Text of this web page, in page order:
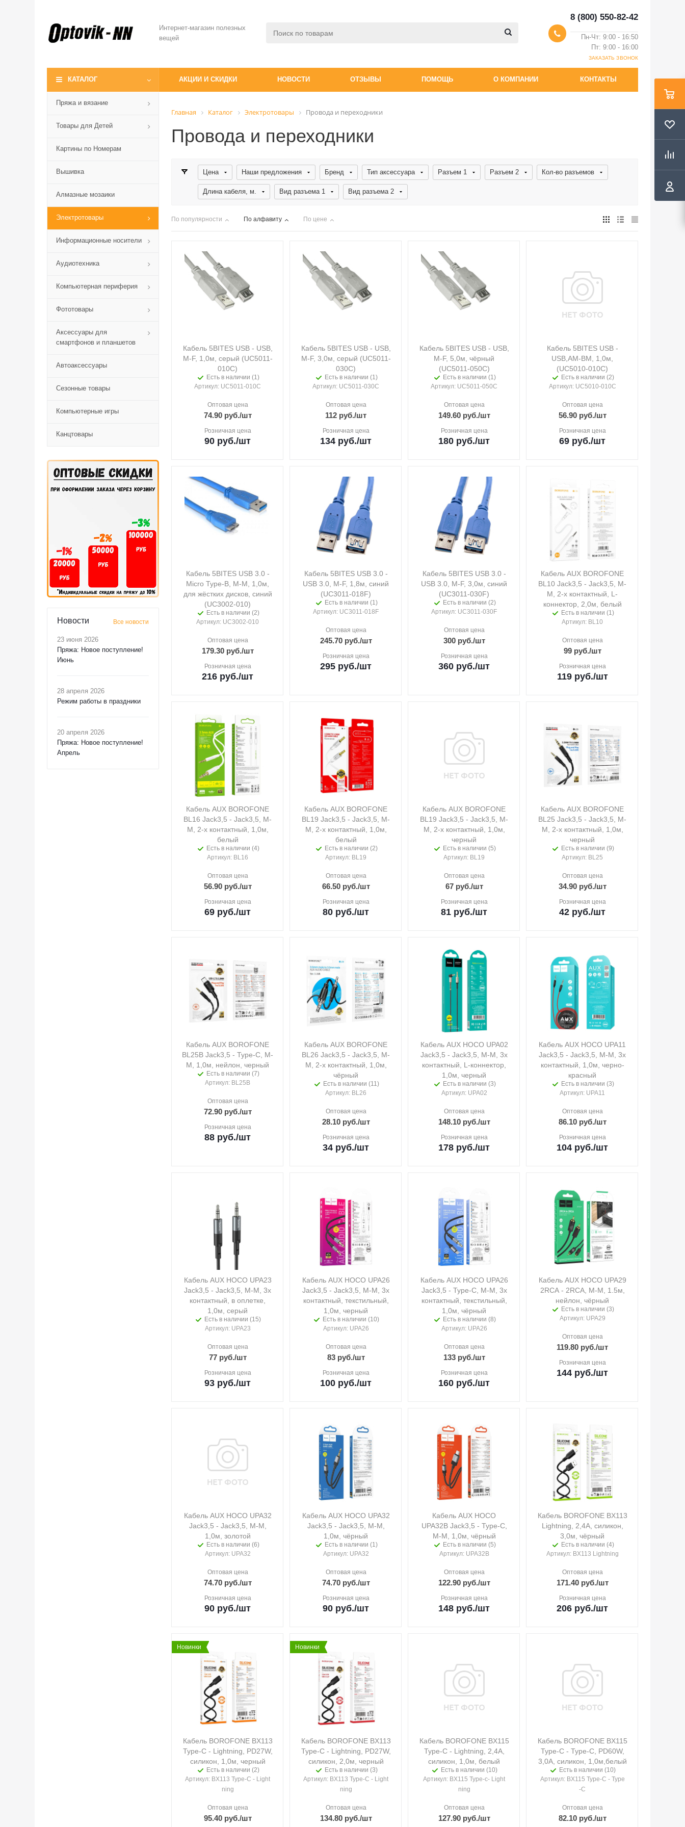
Интернет-магазин полезных
вещей
8 (800) 550-82-42
Пн-Чт: 9:00 - 16:50
Пт: 9:00 - 16:00
ЗАКАЗАТЬ ЗВОНОК
КАТАЛОГ АКЦИИ И СКИДКИ НОВОСТИ ОТЗЫВЫ ПОМОЩЬ О КОМПАНИИ КОНТАКТЫ
Пряжа и вязание
Товары для Детей
Картины по Номерам
Вышивка
Алмазные мозаики
Электротовары
Информационные носители
Аудиотехника
Компьютерная периферия
Фототовары
Аксессуары для
смартфонов и планшетов
Автоаксессуары
Сезонные товары
Компьютерные игры
Канцтовары
Новости Все новости
23 июня 2026
Пряжа: Новое поступление!
Июнь
28 апреля 2026
Режим работы в праздники
20 апреля 2026
Пряжа: Новое поступление!
Апрель
Главная Каталог Электротовары Провода и переходники
Провода и переходники
Цена Наши предложения Бренд Тип аксессуара Разъем 1 Разъем 2 Кол-во разъемов
Длина кабеля, м. Вид разъема 1 Вид разъема 2
По популярности По алфавиту По цене
Кабель 5BITES USB - USB,
M-F, 1,0м, серый (UC5011-
010C)
Есть в наличии (1)
Артикул: UC5011-010C
Оптовая цена
74.90руб./шт
Розничная цена
90 руб./шт
Кабель 5BITES USB - USB,
M-F, 3,0м, серый (UC5011-
030C)
Есть в наличии (1)
Артикул: UC5011-030C
Оптовая цена
112 руб./шт
Розничная цена
134 руб./шт
Кабель 5BITES USB - USB,
M-F, 5,0м, чёрный
(UC5011-050C)
Есть в наличии (1)
Артикул: UC5011-050C
Оптовая цена
149.60руб./шт
Розничная цена
180 руб./шт
Кабель 5BITES USB -
USB,AM-BM, 1,0м,
(UC5010-010C)
Есть в наличии (2)
Артикул: UC5010-010C
Оптовая цена
56.90руб./шт
Розничная цена
69 руб./шт
Кабель 5BITES USB 3.0 -
Micro Type-B, M-M, 1,0м,
для жёстких дисков, синий
(UC3002-010)
Есть в наличии (2)
Артикул: UC3002-010
Оптовая цена
179.30руб./шт
Розничная цена
216 руб./шт
Кабель 5BITES USB 3.0 -
USB 3.0, M-F, 1,8м, синий
(UC3011-018F)
Есть в наличии (1)
Артикул: UC3011-018F
Оптовая цена
245.70руб./шт
Розничная цена
295 руб./шт
Кабель 5BITES USB 3.0 -
USB 3.0, M-F, 3,0м, синий
(UC3011-030F)
Есть в наличии (2)
Артикул: UC3011-030F
Оптовая цена
300руб./шт
Розничная цена
360 руб./шт
Кабель AUX BOROFONE
BL10 Jack3,5 - Jack3,5, M-
M, 2-х контактный, L-
коннектор, 2,0м, белый
Есть в наличии (1)
Артикул: BL10
Оптовая цена
99руб./шт
Розничная цена
119руб./шт
Кабель AUX BOROFONE
BL16 Jack3,5 - Jack3,5, M-
M, 2-х контактный, 1,0м,
белый
Есть в наличии (4)
Артикул: BL16
Оптовая цена
56.90руб./шт
Розничная цена
69 руб./шт
Кабель AUX BOROFONE
BL19 Jack3,5 - Jack3,5, M-
M, 2-х контактный, 1,0м,
белый
Есть в наличии (2)
Артикул: BL19
Оптовая цена
66.50руб./шт
Розничная цена
80 руб./шт
Кабель AUX BOROFONE
BL19 Jack3,5 - Jack3,5, M-
M, 2-х контактный, 1,0м,
черный
Есть в наличии (5)
Артикул: BL19
Оптовая цена
67руб./шт
Розничная цена
81 руб./шт
Кабель AUX BOROFONE
BL25 Jack3,5 - Jack3,5, M-
M, 2-х контактный, 1,0м,
черный
Есть в наличии (9)
Артикул: BL25
Оптовая цена
34.90руб./шт
Розничная цена
42 руб./шт
Кабель AUX BOROFONE
BL25B Jack3,5 - Type-C, M-
M, 1,0м, нейлон, черный
Есть в наличии (7)
Артикул: BL25B
Оптовая цена
72.90руб./шт
Розничная цена
88 руб./шт
Кабель AUX BOROFONE
BL26 Jack3,5 - Jack3,5, M-
M, 2-х контактный, 1,0м,
чёрный
Есть в наличии (11)
Артикул: BL26
Оптовая цена
28.10руб./шт
Розничная цена
34 руб./шт
Кабель AUX HOCO UPA02
Jack3,5 - Jack3,5, M-M, 3х
контактный, L-коннектор,
1,0м, черный
Есть в наличии (3)
Артикул: UPA02
Оптовая цена
148.10руб./шт
Розничная цена
178 руб./шт
Кабель AUX HOCO UPA11
Jack3,5 - Jack3,5, M-M, 3х
контактный, 1,0м, черно-
красный
Есть в наличии (3)
Артикул: UPA11
Оптовая цена
86.10руб./шт
Розничная цена
104 руб./шт
Кабель AUX HOCO UPA23
Jack3,5 - Jack3,5, M-M, 3х
контактный, в оплетке,
1,0м, серый
Есть в наличии (15)
Артикул: UPA23
Оптовая цена
77руб./шт
Розничная цена
93 руб./шт
Кабель AUX HOCO UPA26
Jack3,5 - Jack3,5, M-M, 3х
контактный, текстильный,
1,0м, черный
Есть в наличии (10)
Артикул: UPA26
Оптовая цена
83руб./шт
Розничная цена
100 руб./шт
Кабель AUX HOCO UPA26
Jack3,5 - Type-C, M-M, 3х
контактный, текстильный,
1,0м, чёрный
Есть в наличии (8)
Артикул: UPA26
Оптовая цена
133руб./шт
Розничная цена
160 руб./шт
Кабель AUX HOCO UPA29
2RCA - 2RCA, M-M, 1.5м,
нейлон, чёрный
Есть в наличии (3)
Артикул: UPA29
Оптовая цена
119.80 руб./шт
Розничная цена
144 руб./шт
Кабель AUX HOCO UPA32
Jack3,5 - Jack3,5, M-M,
1,0м, золотой
Есть в наличии (6)
Артикул: UPA32
Оптовая цена
74.70руб./шт
Розничная цена
90 руб./шт
Кабель AUX HOCO UPA32
Jack3,5 - Jack3,5, M-M,
1,0м, чёрный
Есть в наличии (1)
Артикул: UPA32
Оптовая цена
74.70руб./шт
Розничная цена
90 руб./шт
Кабель AUX HOCO
UPA32B Jack3,5 - Type-C,
M-M, 1,0м, чёрный
Есть в наличии (5)
Артикул: UPA32B
Оптовая цена
122.90руб./шт
Розничная цена
148 руб./шт
Кабель BOROFONE BX113
Lightning, 2,4A, силикон,
3,0м, чёрный
Есть в наличии (4)
Артикул: BX113 Lightning
Оптовая цена
171.40руб./шт
Розничная цена
206 руб./шт
Новинки
Кабель BOROFONE BX113
Type-C - Lightning, PD27W,
силикон, 1,0м, черный
Есть в наличии (2)
Артикул: BX113 Type-C - Light
ning
Оптовая цена
95.40руб./шт
Новинки
Кабель BOROFONE BX113
Type-C - Lightning, PD27W,
силикон, 2,0м, черный
Есть в наличии (3)
Артикул: BX113 Type-C - Light
ning
Оптовая цена
134.80руб./шт
Кабель BOROFONE BX115
Type-C - Lightning, 2,4A,
силикон, 1,0м, белый
Есть в наличии (10)
Артикул: BX115 Type-c- Light
ning
Оптовая цена
127.90руб./шт
Кабель BOROFONE BX115
Type-C - Type-C, PD60W,
3,0A, силикон, 1,0м,белый
Есть в наличии (10)
Артикул: BX115 Type-C - Type
-C
Оптовая цена
82.10руб./шт